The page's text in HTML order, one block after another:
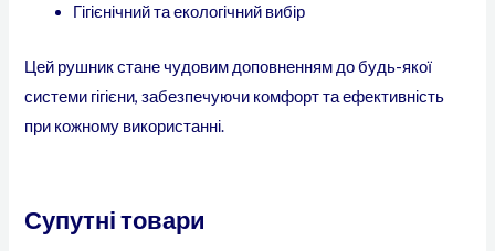
Гігієнічний та екологічний вибір
Цей рушник стане чудовим доповненням до будь-якої
системи гігієни, забезпечуючи комфорт та ефективність
при кожному використанні.
Супутні товари